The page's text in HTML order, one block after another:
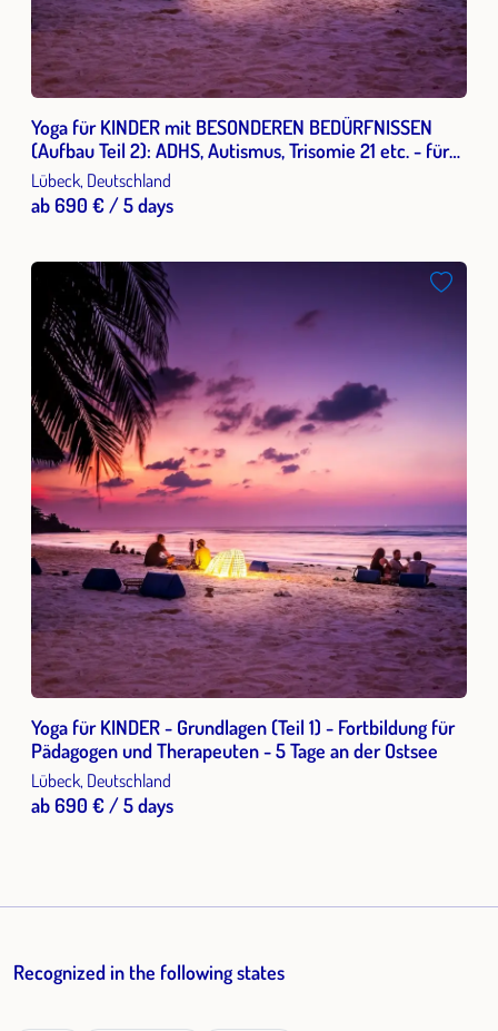
Yoga für KINDER mit BESONDEREN BEDÜRFNISSEN
(Aufbau Teil 2): ADHS, Autismus, Trisomie 21 etc. - für
Pädagogen und Therapeuten
Lübeck, Deutschland
ab 690 € / 5 days
Yoga für KINDER - Grundlagen (Teil 1) - Fortbildung für
Pädagogen und Therapeuten - 5 Tage an der Ostsee
Lübeck, Deutschland
ab 690 € / 5 days
Recognized in the following states